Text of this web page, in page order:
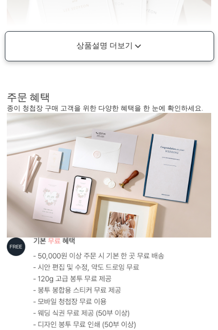
형태 및 구성
카드 115x173(mm) / 세로2단 / 봉투120x180(mm)
봉합용 스티커 기본 구성입니다.
상품설명 더보기
주문 혜택
종이 청첩장 구매 고객을 위한 다양한 혜택을 한 눈에 확인하세요.